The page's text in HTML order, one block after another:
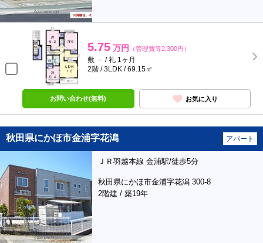
5.75 万円 （管理費等2,300円）
敷 － / 礼 1ヶ月
2階 / 3LDK / 69.15㎡
お問い合わせ(無料) お気に入り
秋田県にかほ市金浦字花潟 アパート
ＪＲ羽越本線 金浦駅/徒歩5分
秋田県にかほ市金浦字花潟 300-8
2階建 / 築19年